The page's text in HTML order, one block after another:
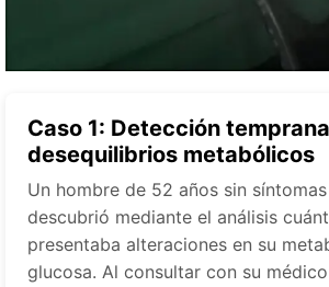
Caso 1: Detección
desequilibrios metabólicos
Un hombre de 52 años sin
descubrió mediante el análisis
presentaba alteraciones en su
glucosa. Al consultar con su